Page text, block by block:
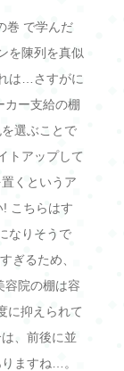
巻 で学んだ
を陳列を真似
は…さすがに
ー支給の棚
選ぶことで
トアップして
くというア
こちらはす
なりそうで
ぎるため、
院の棚は容
に抑えられて
、前後に並
ますね…。